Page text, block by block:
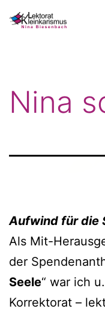
Zum
Inhalt
Nina
Nina
Aufwind für die
Als Mit-
der
Seele“ war ich
Korrektorat –